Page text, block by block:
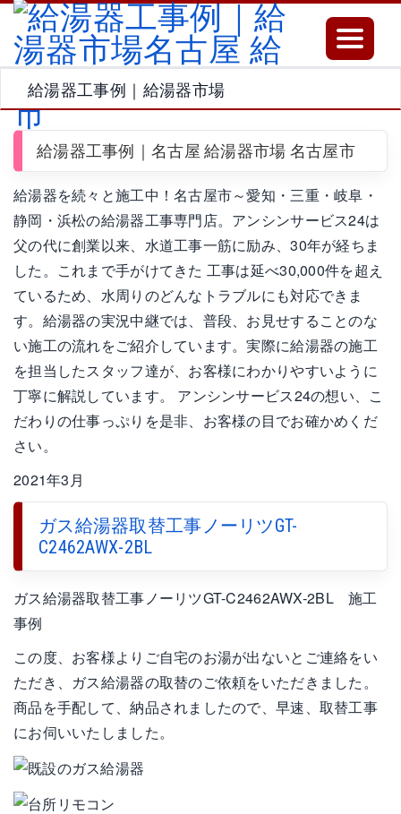
Toggle
給湯器工事例｜給湯器市場
給湯器工事例｜名古屋 給湯器市場 名古屋市
給湯器を続々と施工中！名古屋市～愛知・三重・岐阜・
静岡・浜松の給湯器工事専門店。アンシンサービス24は
父の代に創業以来、水道工事一筋に励み、30年が経ちま
した。これまで手がけてきた 工事は延べ30,000件を超え
ているため、水周りのどんなトラブルにも対応できま
す。給湯器の実況中継では、普段、お見せすることのな
い施工の流れをご紹介しています。実際に給湯器の施工
を担当したスタッフ達が、お客様にわかりやすいように
丁寧に解説しています。 アンシンサービス24の想い、こ
だわりの仕事っぷりを是非、お客様の目でお確かめくだ
さい。
2021年3月
ガス給湯器取替工事ノーリツGT-
C2462AWX-2BL
ガス給湯器取替工事ノーリツGT-C2462AWX-2BL 施工
事例
この度、お客様よりご自宅のお湯が出ないとご連絡をい
ただき、ガス給湯器の取替のご依頼をいただきました。
商品を手配して、納品されましたので、早速、取替工事
にお伺いいたしました。